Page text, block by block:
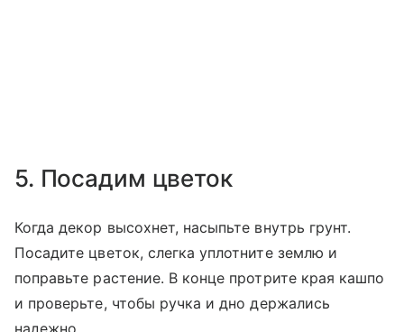
5. Посадим цветок
Когда декор высохнет, насыпьте внутрь грунт.
Посадите цветок, слегка уплотните землю и
поправьте растение. В конце протрите края кашпо
и проверьте, чтобы ручка и дно держались